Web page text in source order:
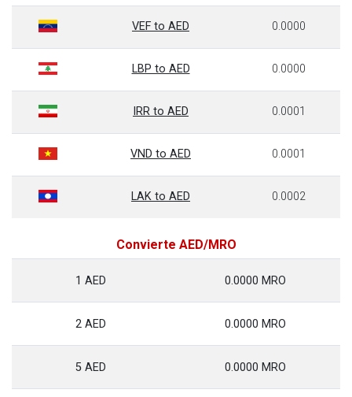
VEF to AED 0.0000
LBP to AED 0.0000
IRR to AED 0.0001
VND to AED 0.0001
LAK to AED 0.0002
Convierte AED/MRO
1 AED 0.0000 MRO
2 AED 0.0000 MRO
5 AED 0.0000 MRO